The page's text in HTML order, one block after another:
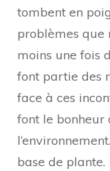
tombent en
problèmes que
moins une fois
font partie des
face à ces
font le bonheur
base de plante.